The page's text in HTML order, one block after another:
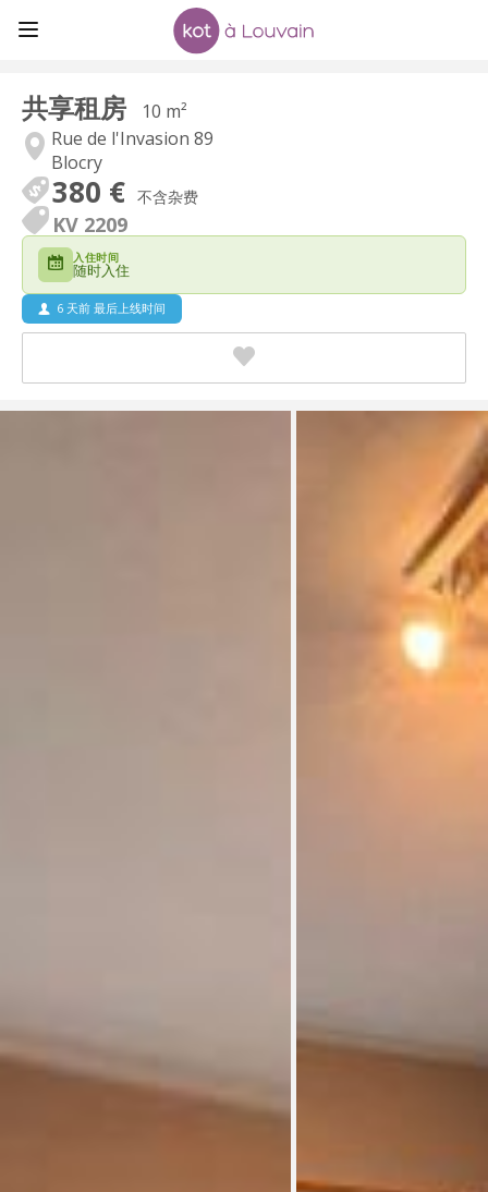
共享租房
10 m²
Rue de l'Invasion 89
Blocry
380 € 不含杂费
KV 2209
入住时间
随时入住
6 天前 最后上线时间